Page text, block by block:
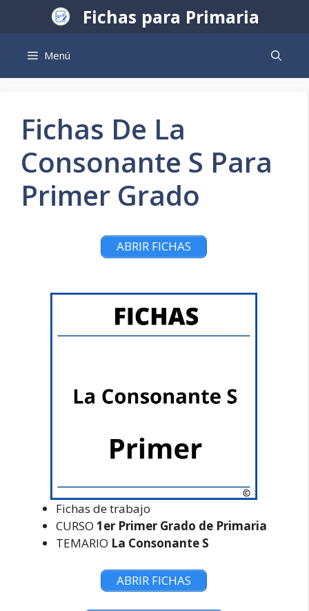
Fichas para Primaria
Menú
Fichas De La
Consonante S Para
Primer Grado
ABRIR FICHAS
Fichas de trabajo
CURSO 1er Primer Grado de Primaria
TEMARIO La Consonante S
ABRIR FICHAS